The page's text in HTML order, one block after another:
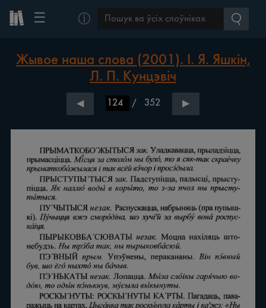
☰ ⓘ
Жывое наша слова (2001). І. Я. Яшкін,
Л. П. Кунцэвіч
◀ / 352 ▶